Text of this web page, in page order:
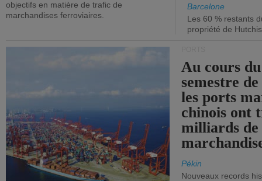
objectifs en matière de trafic de
marchandises ferroviaires.
Barcelone
Les 60 % restants
propriété de
Au cours
semestre
les ports
chinois ont
milliards de
Pékin
Nouveaux records